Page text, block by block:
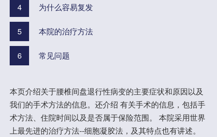
4 为什么容易复发
5 本院的治疗方法
6 常见问题
本页介绍关于腰椎间盘退行性病变的主要症状和原因以及
我们的手术方法的信息。还介绍 有关手术的信息，包括手
术方法、住院时间以及是否属于保险范围。 本院采用世界
上最先进的治疗方法--细胞凝胶法，及其特点也有讲述。